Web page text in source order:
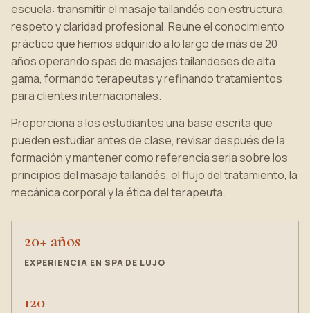
escuela: transmitir el masaje tailandés con estructura,
respeto y claridad profesional. Reúne el conocimiento
práctico que hemos adquirido a lo largo de más de 20
años operando spas de masajes tailandeses de alta
gama, formando terapeutas y refinando tratamientos
para clientes internacionales.
Proporciona a los estudiantes una base escrita que
pueden estudiar antes de clase, revisar después de la
formación y mantener como referencia seria sobre los
principios del masaje tailandés, el flujo del tratamiento, la
mecánica corporal y la ética del terapeuta.
20+ años
EXPERIENCIA EN SPA DE LUJO
120